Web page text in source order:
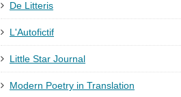
De Litteris
L'Autofictif
Little Star Journal
Modern Poetry in Translation